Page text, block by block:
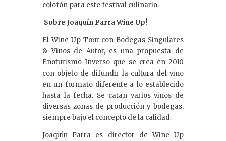
colofón para este festival culinario.
Sobre Joaquín Parra Wine Up!
El Wine Up Tour con Bodegas Singulares
& Vinos de Autor, es una propuesta de
Enoturismo Inverso que se crea en 2010
con objeto de difundir la cultura del vino
en un formato diferente a lo establecido
hasta la fecha. Se catan varios vinos de
diversas zonas de producción y bodegas,
siempre bajo el concepto de la calidad.
Joaquín Parra es director de Wine Up